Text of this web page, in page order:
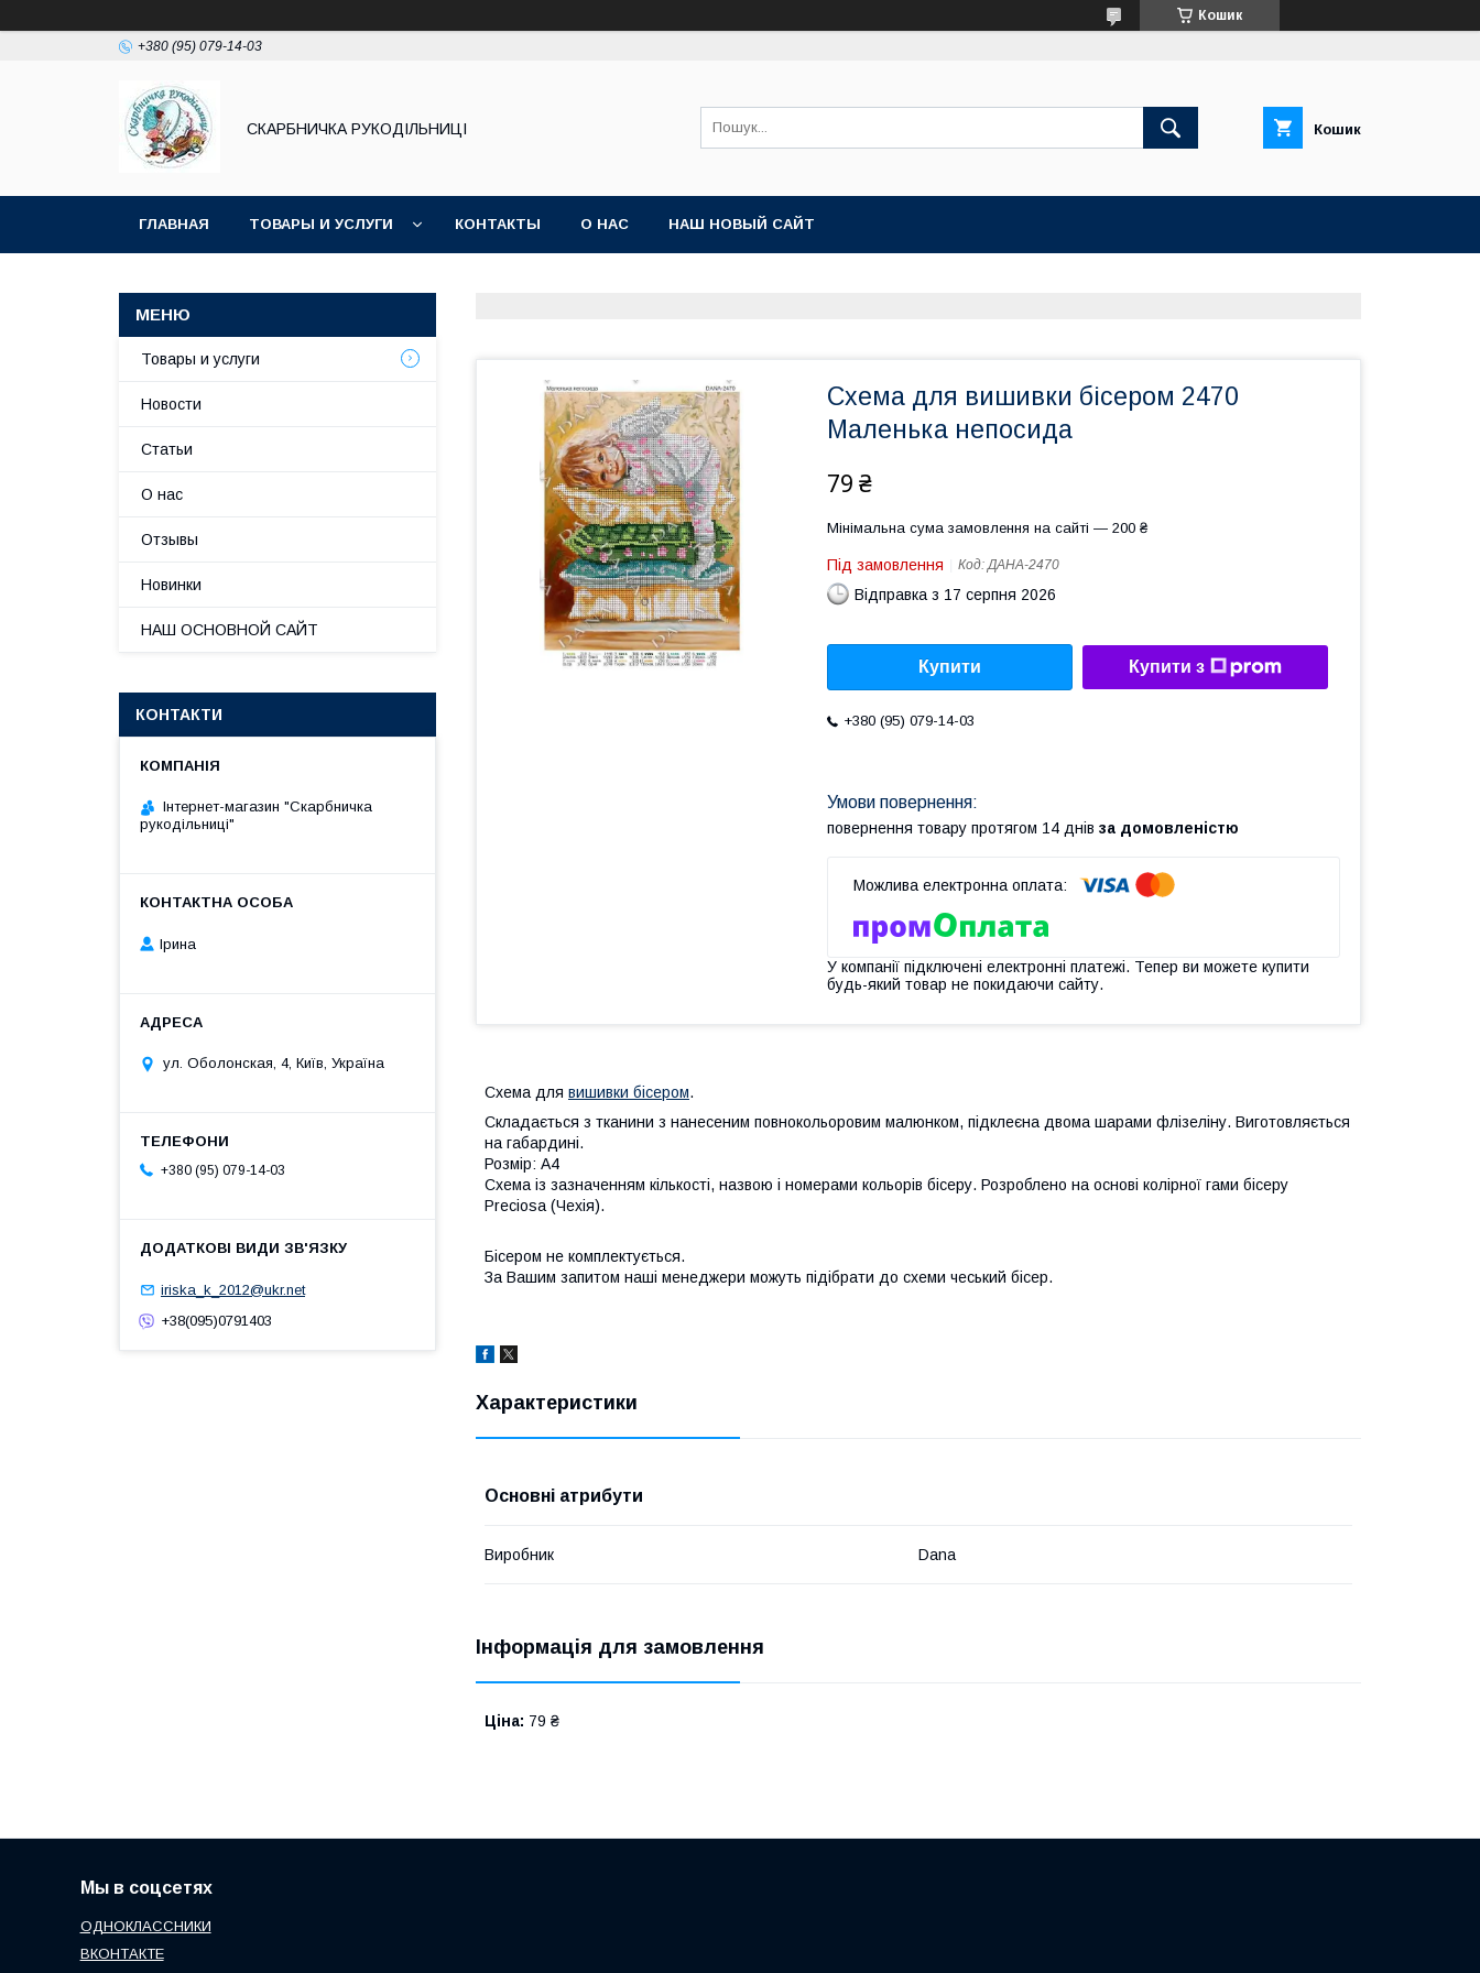
Кошик
+380 (95) 079-14-03
СКАРБНИЧКА РУКОДІЛЬНИЦІ Кошик
ГЛАВНАЯ ТОВАРЫ И УСЛУГИ КОНТАКТЫ О НАС НАШ НОВЫЙ САЙТ
Схема для вишивки бісером 2470
Маленька непосида
79 ₴
Мінімальна сума замовлення на сайті — 200 ₴
Під замовлення Код:ДАНА-2470
Відправка з 17 серпня 2026
Купити Купити з
+380 (95) 079-14-03
повернення товару протягом 14 днів за домовленістю
У компанії підключені електронні платежі. Тепер ви можете купити
будь-який товар не покидаючи сайту.
Схема для вишивки бісером.
Складається з тканини з нанесеним повнокольоровим малюнком, підклеєна двома шарами флізеліну. Виготовляється
на габардині.
Розмір: А4
Схема із зазначенням кількості, назвою і номерами кольорів бісеру. Розроблено на основі колірної гами бісеру
Preciosa (Чехія).
Бісером не комплектується.
За Вашим запитом наші менеджери можуть підібрати до схеми чеський бісер.
Характеристики
Основні атрибути
Виробник Dana
Інформація для замовлення
Ціна: 79 ₴
Товары и услуги
Новости
Статьи
О нас
Отзывы
Новинки
НАШ ОСНОВНОЙ САЙТ
КОНТАКТИ
Інтернет-магазин "Скарбничка
рукодільниці"
Ірина
ул. Оболонская, 4, Київ, Україна
+380 (95) 079-14-03
iriska_k_2012@ukr.net
+38(095)0791403
Мы в соцсетях
ОДНОКЛАССНИКИ
ВКОНТАКТЕ